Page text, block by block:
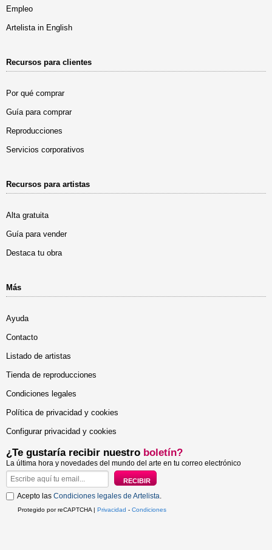
Empleo
Artelista in English
Recursos para clientes
Por qué comprar
Guía para comprar
Reproducciones
Servicios corporativos
Recursos para artistas
Alta gratuita
Guía para vender
Destaca tu obra
Más
Ayuda
Contacto
Listado de artistas
Tienda de reproducciones
Condiciones legales
Política de privacidad y cookies
Configurar privacidad y cookies
¿Te gustaría recibir nuestro boletín?
La última hora y novedades del mundo del arte en tu correo electrónico
Acepto las Condiciones legales de Artelista.
Protegido por reCAPTCHA | Privacidad - Condiciones